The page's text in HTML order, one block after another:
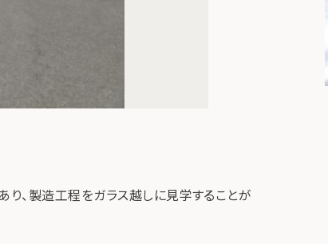
、製造工程をガラス越しに見学することが